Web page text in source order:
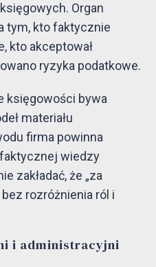
Organ
tym, kto faktycznie
kto akceptował
ryzyka podatkowe.
księgowości bywa
materiału
firma powinna
wiedzy
zakładać, że „za
bez rozróżnienia ról i
i administracyjni